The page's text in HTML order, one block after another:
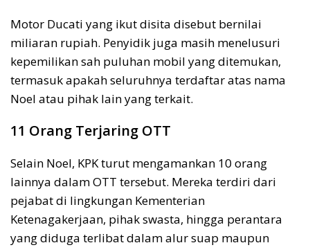
Motor Ducati yang ikut disita disebut bernilai
miliaran rupiah. Penyidik juga masih menelusuri
kepemilikan sah puluhan mobil yang ditemukan,
termasuk apakah seluruhnya terdaftar atas nama
Noel atau pihak lain yang terkait.
11 Orang Terjaring OTT
Selain Noel, KPK turut mengamankan 10 orang
lainnya dalam OTT tersebut. Mereka terdiri dari
pejabat di lingkungan Kementerian
Ketenagakerjaan, pihak swasta, hingga perantara
yang diduga terlibat dalam alur suap maupun